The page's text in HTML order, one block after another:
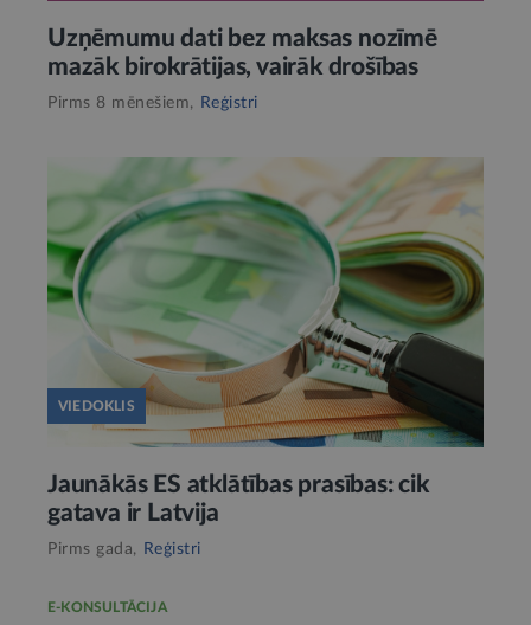
Uzņēmumu dati bez maksas nozīmē
mazāk birokrātijas, vairāk drošības
Pirms 8 mēnešiem, Reģistri
VIEDOKLIS
Jaunākās ES atklātības prasības: cik
gatava ir Latvija
Pirms gada, Reģistri
E-KONSULTĀCIJA